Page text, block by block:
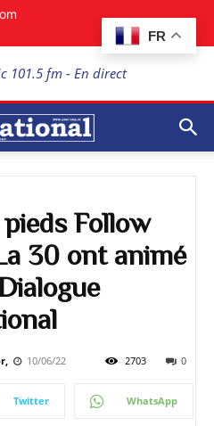
FR
101.5 fm - En direct
Follow
30 ont animé
10/06/22 0
2703
Twitter WhatsApp